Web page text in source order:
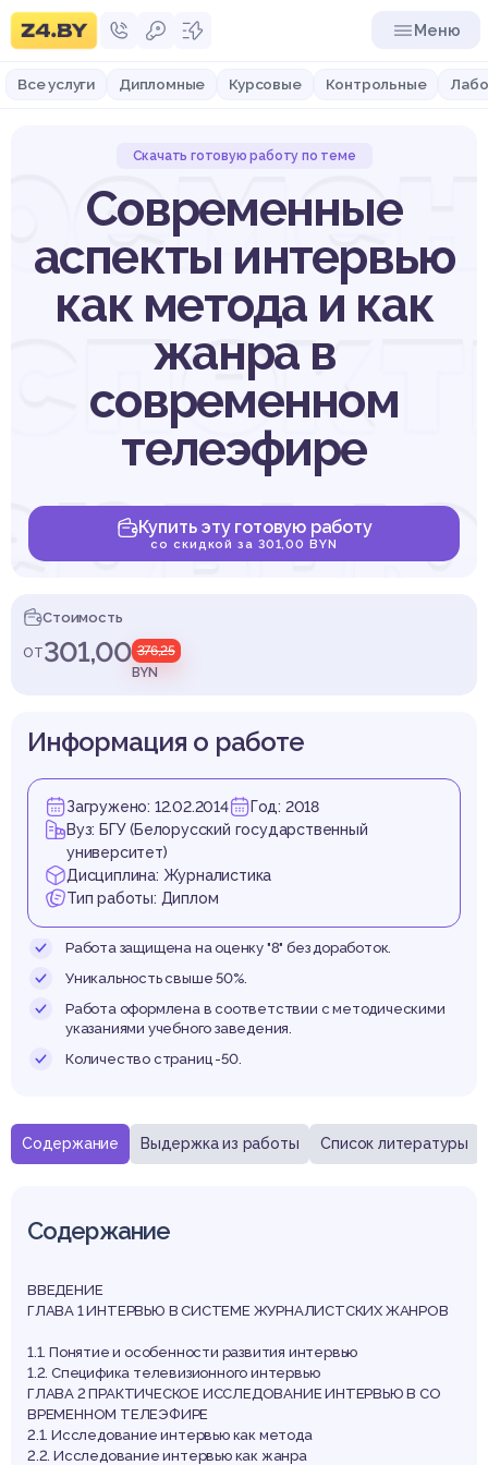
Меню
Все услуги Дипломные Курсовые Контрольные
Скачать готовую работу по теме
Современные
аспекты интервью
как метода и как
жанра в
современном
телеэфире
Купить эту готовую работу
со скидкой за 301,00 BYN
Стоимость
от301,00 376,25
BYN
Содержание Выдержка из работы Список литературы
Содержание
ВВЕДЕНИЕ
ГЛАВА 1 ИНТЕРВЬЮ В СИСТЕМЕ ЖУРНАЛИСТСКИХ ЖАНРОВ
1.1. Понятие и особенности развития интервью
1.2. Специфика телевизионного интервью
ГЛАВА 2 ПРАКТИЧЕСКОЕ ИССЛЕДОВАНИЕ ИНТЕРВЬЮ В СО
ВРЕМЕННОМ ТЕЛЕЭФИРЕ
2.1. Исследование интервью как метода
2.2. Исследование интервью как жанра
Информация о работе
Загружено: 12.02.2014
Год: 2018
Вуз: БГУ (Белорусский государственный
университет)
Дисциплина: Журналистика
Тип работы: Диплом
Работа защищена на оценку "8" без доработок.
Уникальность свыше 50%.
Работа оформлена в соответствии с методическими
указаниями учебного заведения.
Количество страниц -50.